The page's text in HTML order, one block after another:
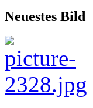
Neuestes Bild